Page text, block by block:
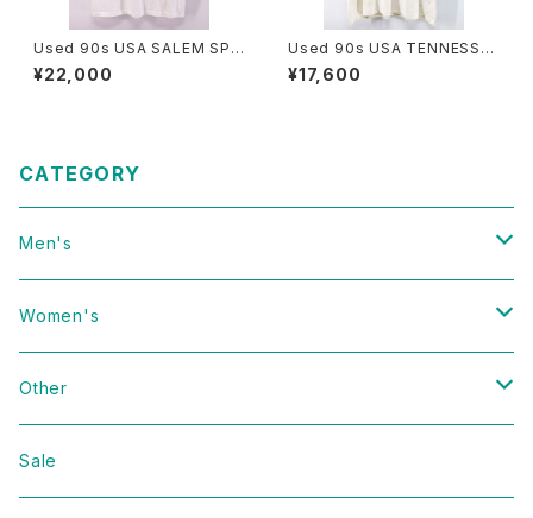
Used 90s USA SALEM SPO
RTS WEAR News Paper Gr
aphic T-Shirt Size L 古着
¥22,000
Used 90s USA TENNESSEE
RIVER Doughboy Parody G
raphic T-Shirt Size L 古着
¥17,600
CATEGORY
Men's
Vintage
Domestic
Jacket
Women's
Vintage
Domestic
Other
bag
Sale